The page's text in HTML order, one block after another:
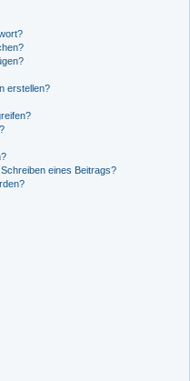
erstellen?
eines Beitrags?